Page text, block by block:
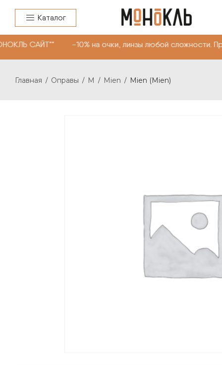
Каталог
САЙТ"" -10% на очки, линзы любой
Главная / Оправы / M / Mien / Mien (Mien)